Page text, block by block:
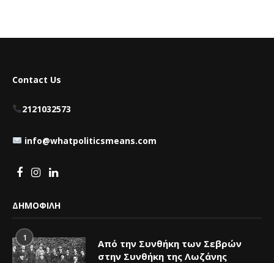
Contact Us
2121032573
info@whatpoliticsmeans.com
ΔΗΜΟΦΙΛΗ
1
Από την Συνθήκη των Σεβρών
στην Συνθήκη της Λωζάνης